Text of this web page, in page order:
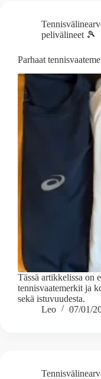
pelivälineet 🎾
Parhaat
Tässä artikkelissa on
tennisvaatemerkit ja
sekä istuvuudesta.
Leo
07/01/